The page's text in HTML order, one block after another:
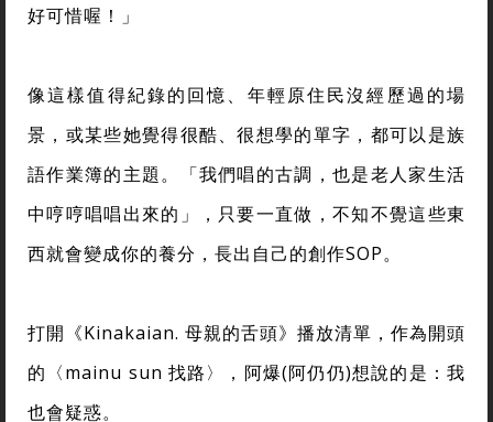
好可惜喔！」
像這樣值得紀錄的回憶、年輕原住民沒經歷過的場
景，或某些她覺得很酷、很想學的單字，都可以是族
語作業簿的主題。「我們唱的古調，也是老人家生活
中哼哼唱唱出來的」，只要一直做，不知不覺這些東
西就會變成你的養分，長出自己的創作SOP。
打開《Kinakaian. 母親的舌頭》播放清單，作為開頭
的〈mainu sun 找路〉，阿爆(阿仍仍)想說的是：我
也會疑惑。